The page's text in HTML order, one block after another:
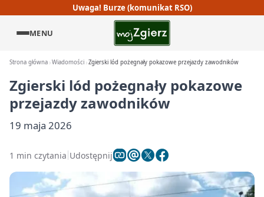
Uwaga! Burze (komunikat RSO)
MENU
Strona główna Wiadomości Zgierski lód pożegnały pokazowe przejazdy zawodników
Zgierski lód pożegnały pokazowe
przejazdy zawodników
19 maja 2026
1 min czytania Udostępnij